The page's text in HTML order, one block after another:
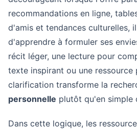
recommandations en ligne,
d'amis et tendances culturelles,
d'apprendre à formuler ses
récit léger, une lecture pour
texte inspirant ou une ressource
clarification transforme la
personnelle plutôt qu'en simple
Dans cette logique, les